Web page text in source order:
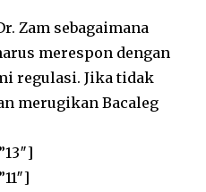
Zam sebagaimana
merespon dengan
regulasi. Jika tidak
merugikan Bacaleg